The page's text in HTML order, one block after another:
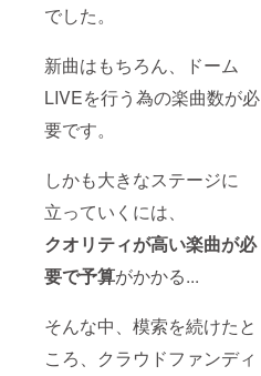
でした。
新曲はもちろん、ドーム
LIVEを行う為の楽曲数が必
要です。
しかも大きなステージに
立っていくには、
クオリティが高い楽曲が必
要で予算がかかる...
そんな中、模索を続けたと
ころ、クラウドファンディ